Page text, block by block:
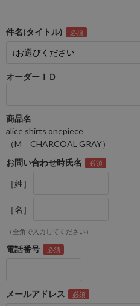
件名(タイトル)
オーダーＩＤ
商品名
alice shirts onepiece
（M CHARCOAL GRAY）
お問い合わせ時氏名
［姓］
［名］
（全角で入力してください）
電話番号
メールアドレス